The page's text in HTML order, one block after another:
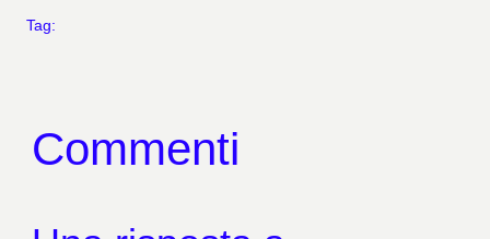
Tag:
Commenti